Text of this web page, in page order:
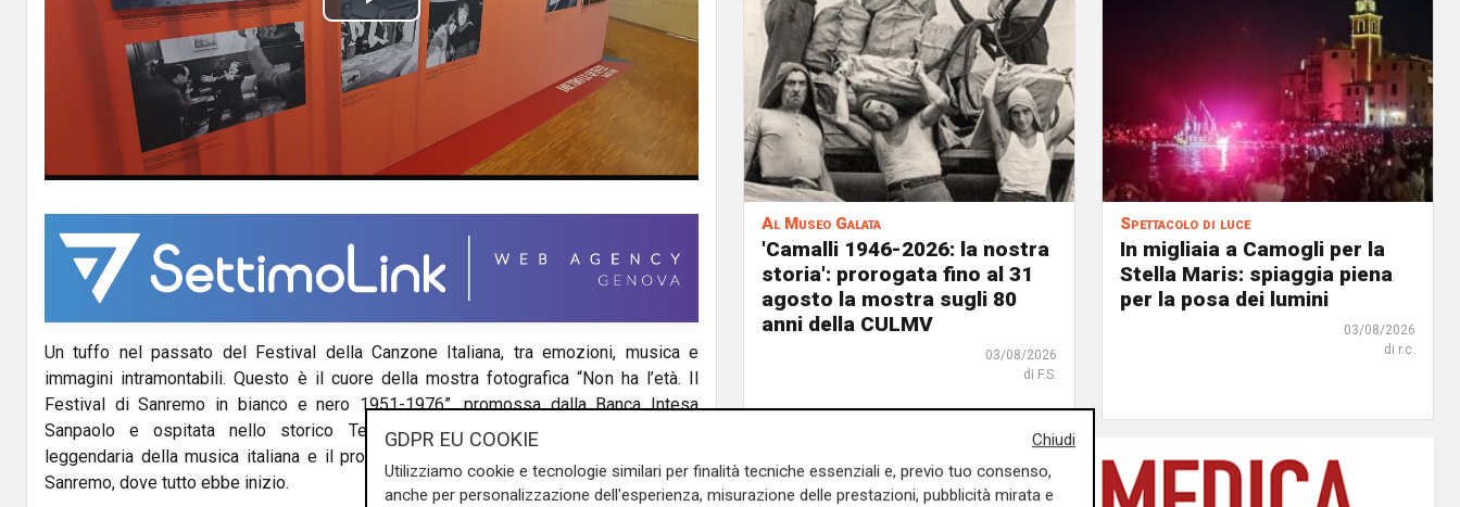
P
l
y
V
e
o
Un tuffo nel passato del Festival della Canzone Italiana, tra emozioni, musica e
immagini intramontabili. Questo è il cuore della mostra fotografica “Non ha l’età. Il
Festival di Sanremo in bianco e nero 1951-1976”, promossa dalla Banca Intesa
Sanpaolo e ospitata nello storico Teatro Ariston. L’evento celebra un’epoca
leggendaria della musica italiana e il profondo legame tra il Festival e il Casinò di
Sanremo, dove tutto ebbe inizio.
Al Museo Galata
'Camalli 1946-2026: la nostra
storia': prorogata fino al 31
agosto la mostra sugli 80
anni della CULMV
03/08/2026
di F.S.
Spettacolo di luce
In migliaia a Camogli per la
Stella Maris: spiaggia piena
per la posa dei lumini
03/08/2026
di r.c.
Chiudi
GDPR EU COOKIE
Utilizziamo cookie e tecnologie similari per finalità tecniche essenziali e, previo tuo consenso,
anche per personalizzazione dell'esperienza, misurazione delle prestazioni, pubblicità mirata e